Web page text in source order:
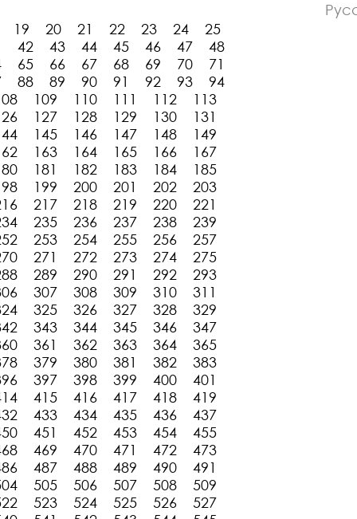
19 20 21 22 23 24
25
42 43 44 45 46 47
48
65 66 67 68 69 70
71
88 89 90 91 92 93
94
109 110 111 112
113
127 128 129 130
131
145 146 147 148
149
163 164 165 166
167
181 182 183 184
185
199 200 201 202
203
217 218 219 220
221
235 236 237 238
239
253 254 255 256
257
271 272 273 274
275
289 290 291 292
293
307 308 309 310
311
325 326 327 328
329
343 344 345 346
347
361 362 363 364
365
379 380 381 382
383
397 398 399 400
401
415 416 417 418
419
433 434 435 436
437
451 452 453 454
455
469 470 471 472
473
487 488 489 490
491
505 506 507 508
509
523 524 525 526
527